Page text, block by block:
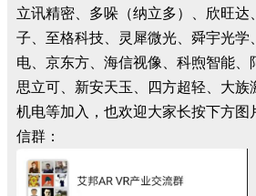
立讯精密、多哚（纳立多）、欣旺达
子、至格科技、灵犀微光、舜宇光学
电、京东方、海信视像、科煦智能、
思立可、新安天玉、四方超轻、大族
机电等加入，也欢迎大家长按下方图
信群：